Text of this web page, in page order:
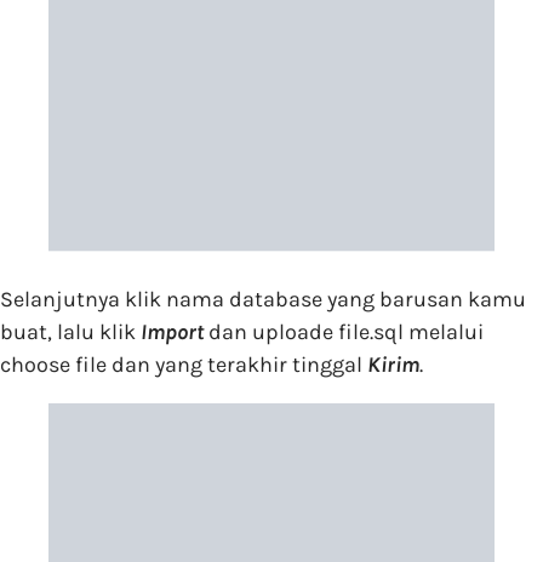
Selanjutnya klik nama database yang barusan kamu
buat, lalu klik Importdan uploade file.sql melalui
choose file dan yang terakhir tinggal Kirim.